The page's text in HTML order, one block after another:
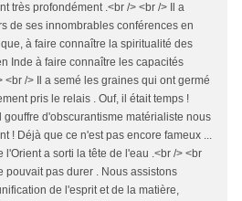
très profondément .<br /> <br /> Il a
de ses innombrables conférences en
à faire connaître la spiritualité des
Inde à faire connaître les capacités
<br /> Il a semé les graines qui ont germé
pris le relais . Ouf, il était temps !
gouffre d'obscurantisme matérialiste nous
! Déjà que ce n'est pas encore fameux ...
l'Orient a sorti la tête de l'eau .<br /> <br
pouvait pas durer . Nous assistons
de l'esprit et de la matière,